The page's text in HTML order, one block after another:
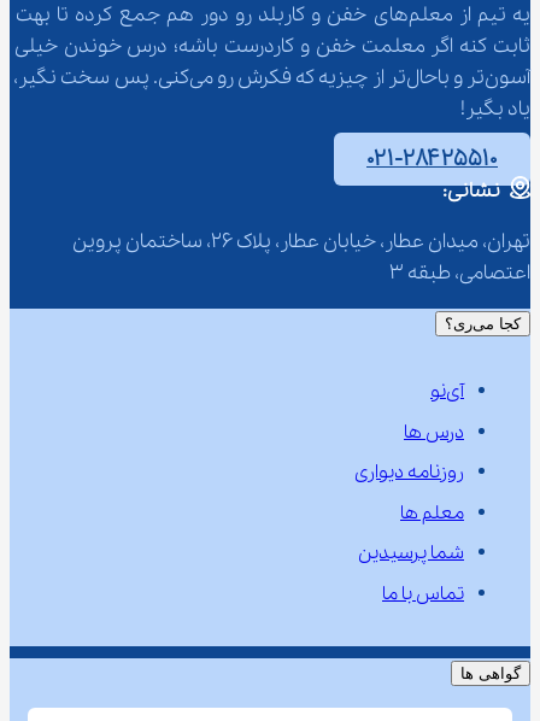
یه تیم از معلم‌‌های خفن و کاربلد رو دور هم جمع کرده تا بهت
ثابت کنه اگر معلمت خفن و کاردرست باشه؛ درس خوندن خیلی
آسون‌تر و باحال‌تر از چیزیه که فکرش رو می‌کنی. پس سخت نگیر،
یاد بگیر!
۰۲۱-۲۸۴۲۵۵۱۰
نشانی:
تهران، میدان عطار، خیابان عطار، پلاک 26، ساختمان پروین
اعتصامی، طبقه 3
کجا می‌ری؟
آی‌نو
درس ها
روزنامه دیواری
معلم ها
شما پرسیدین
تماس با ما
گواهی ها